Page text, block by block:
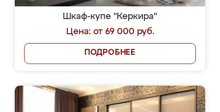
Шкаф-купе "Керкира"
Цена: от 69 000 руб.
ПОДРОБНЕЕ